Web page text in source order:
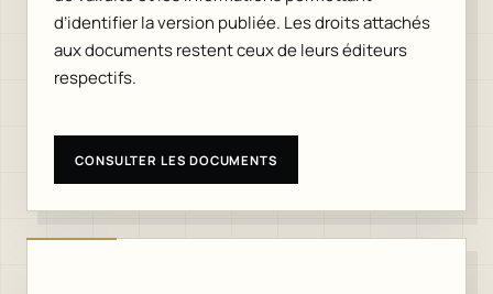
d’identifier la version publiée. Les droits attachés
aux documents restent ceux de leurs éditeurs
respectifs.
CONSULTER LES DOCUMENTS